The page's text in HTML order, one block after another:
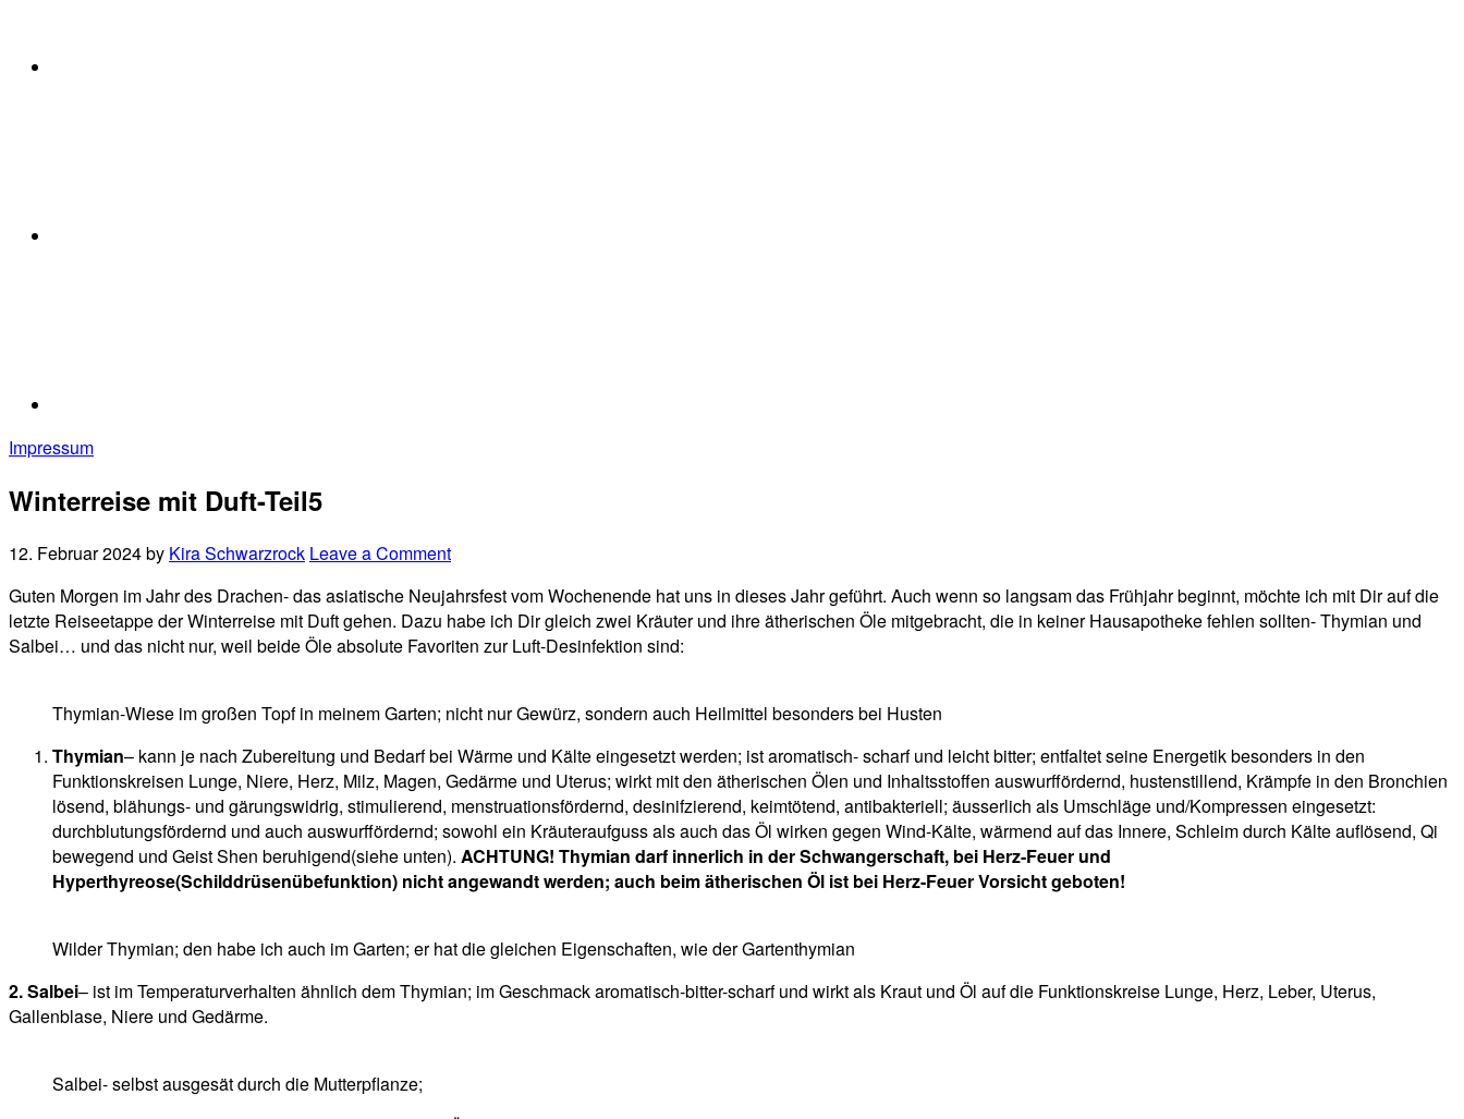
Impressum
Winterreise mit Duft-Teil5
12. Februar 2024by Kira Schwarzrock Leave a Comment
Guten Morgen im Jahr des Drachen- das asiatische Neujahrsfest vom Wochenende hat uns in dieses Jahr geführt. Auch wenn so langsam das Frühjahr beginnt, möchte ich mit Dir auf die
letzte Reiseetappe der Winterreise mit Duft gehen. Dazu habe ich Dir gleich zwei Kräuter und ihre ätherischen Öle mitgebracht, die in keiner Hausapotheke fehlen sollten- Thymian und
Salbei… und das nicht nur, weil beide Öle absolute Favoriten zur Luft-Desinfektion sind:
Thymian-Wiese im großen Topf in meinem Garten; nicht nur Gewürz, sondern auch Heilmittel besonders bei Husten
Thymian– kann je nach Zubereitung und Bedarf bei Wärme und Kälte eingesetzt werden; ist aromatisch- scharf und leicht bitter; entfaltet seine Energetik besonders in den
Funktionskreisen Lunge, Niere, Herz, Milz, Magen, Gedärme und Uterus; wirkt mit den ätherischen Ölen und Inhaltsstoffen auswurffördernd, hustenstillend, Krämpfe in den Bronchien
lösend, blähungs- und gärungswidrig, stimulierend, menstruationsfördernd, desinifzierend, keimtötend, antibakteriell; äusserlich als Umschläge und/Kompressen eingesetzt:
durchblutungsfördernd und auch auswurffördernd; sowohl ein Kräuteraufguss als auch das Öl wirken gegen Wind-Kälte, wärmend auf das Innere, Schleim durch Kälte auflösend, Qi
bewegend und Geist Shen beruhigend(siehe unten). ACHTUNG! Thymian darf innerlich in der Schwangerschaft, bei Herz-Feuer und
Hyperthyreose(Schilddrüsenübefunktion) nicht angewandt werden; auch beim ätherischen Öl ist bei Herz-Feuer Vorsicht geboten!
Wilder Thymian; den habe ich auch im Garten; er hat die gleichen Eigenschaften, wie der Gartenthymian
2. Salbei– ist im Temperaturverhalten ähnlich dem Thymian; im Geschmack aromatisch-bitter-scharf und wirkt als Kraut und Öl auf die Funktionskreise Lunge, Herz, Leber, Uterus,
Gallenblase, Niere und Gedärme.
Salbei- selbst ausgesät durch die Mutterpflanze;